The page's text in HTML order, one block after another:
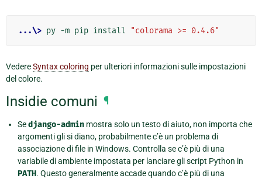
...\> py -m pip install "colorama >= 0.4.6"
VedereSyntax coloring per ulteriori informazioni sulle impostazioni
del colore.
Insidie comuni ¶
Sedjango-admin mostra solo un testo di aiuto, non importa che
argomenti gli si diano, probabilmente c’è un problema di
associazione di file in Windows. Controlla se c’è più di una
variabile di ambiente impostata per lanciare gli script Python in
PATH. Questo generalmente accade quando c’è più di una